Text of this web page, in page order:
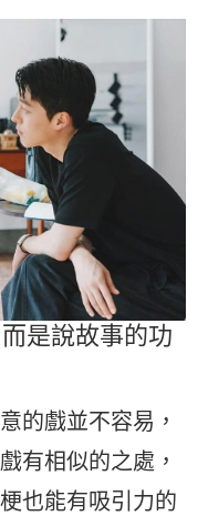
是說故事的功
的戲並不容易，
有相似的之處，
也能有吸引力的